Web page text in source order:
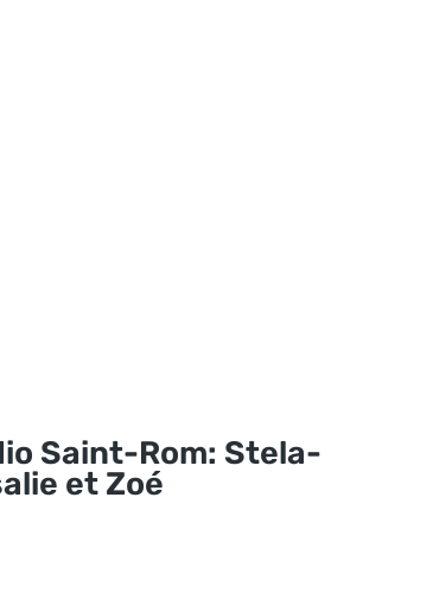
Saint-Rom: Stela-
et Zoé